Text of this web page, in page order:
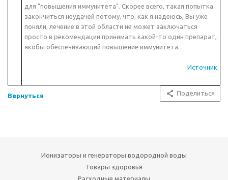
для "повышения иммунитета". Скорее всего, такая попытка
закончиться неудачей потому, что, как я надеюсь, Вы уже
поняли, лечение в этой области не может заключаться
просто в рекомендации принимать какой-то один препарат,
якобы обеспечивающий повышение иммунитета.
Источник
Вернуться Поделиться
Ионизаторы и генераторы водородной воды
Товары здоровья
Расходные материалы